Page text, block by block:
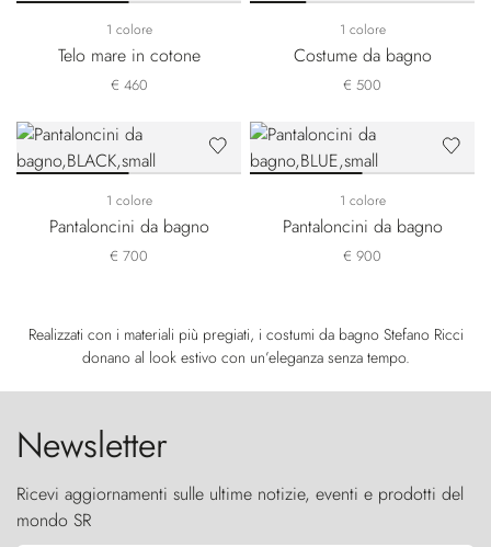
1 colore
Telo mare in cotone
€ 460
1 colore
Costume da bagno
€ 500
1 colore
Pantaloncini da bagno
€ 700
1 colore
Pantaloncini da bagno
€ 900
Realizzati con i materiali più pregiati, i costumi da bagno Stefano Ricci
donano al look estivo con un’eleganza senza tempo.
Newsletter
Ricevi aggiornamenti sulle ultime notizie, eventi e prodotti del
mondo SR